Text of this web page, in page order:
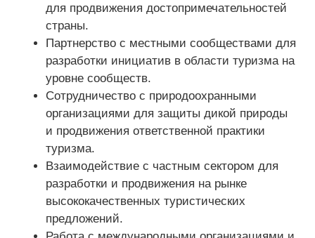
для продвижения достопримечательностей
страны.
Партнерство с местными сообществами для
разработки инициатив в области туризма на
уровне сообществ.
Сотрудничество с природоохранными
организациями для защиты дикой природы
и продвижения ответственной практики
туризма.
Взаимодействие с частным сектором для
разработки и продвижения на рынке
высококачественных туристических
предложений.